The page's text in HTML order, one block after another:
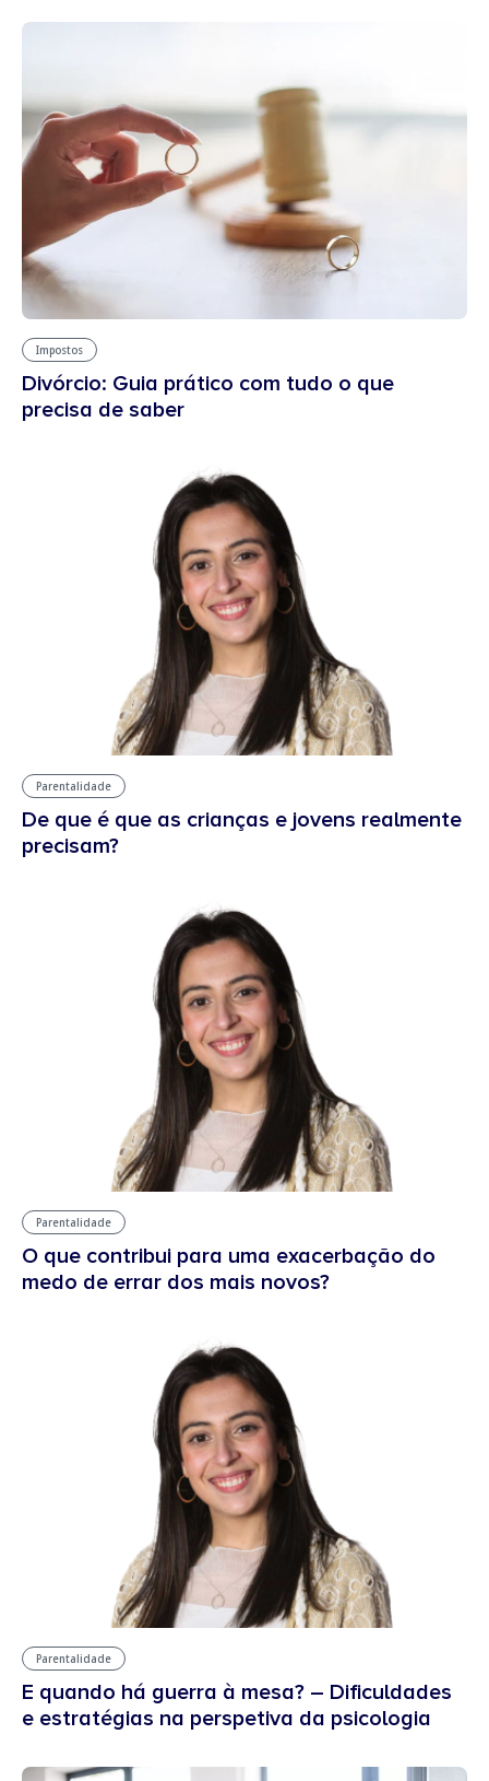
Impostos
Divórcio: Guia prático com tudo o que
precisa de saber
Parentalidade
De que é que as crianças e jovens realmente
precisam?
Parentalidade
O que contribui para uma exacerbação do
medo de errar dos mais novos?
Parentalidade
E quando há guerra à mesa? – Dificuldades
e estratégias na perspetiva da psicologia